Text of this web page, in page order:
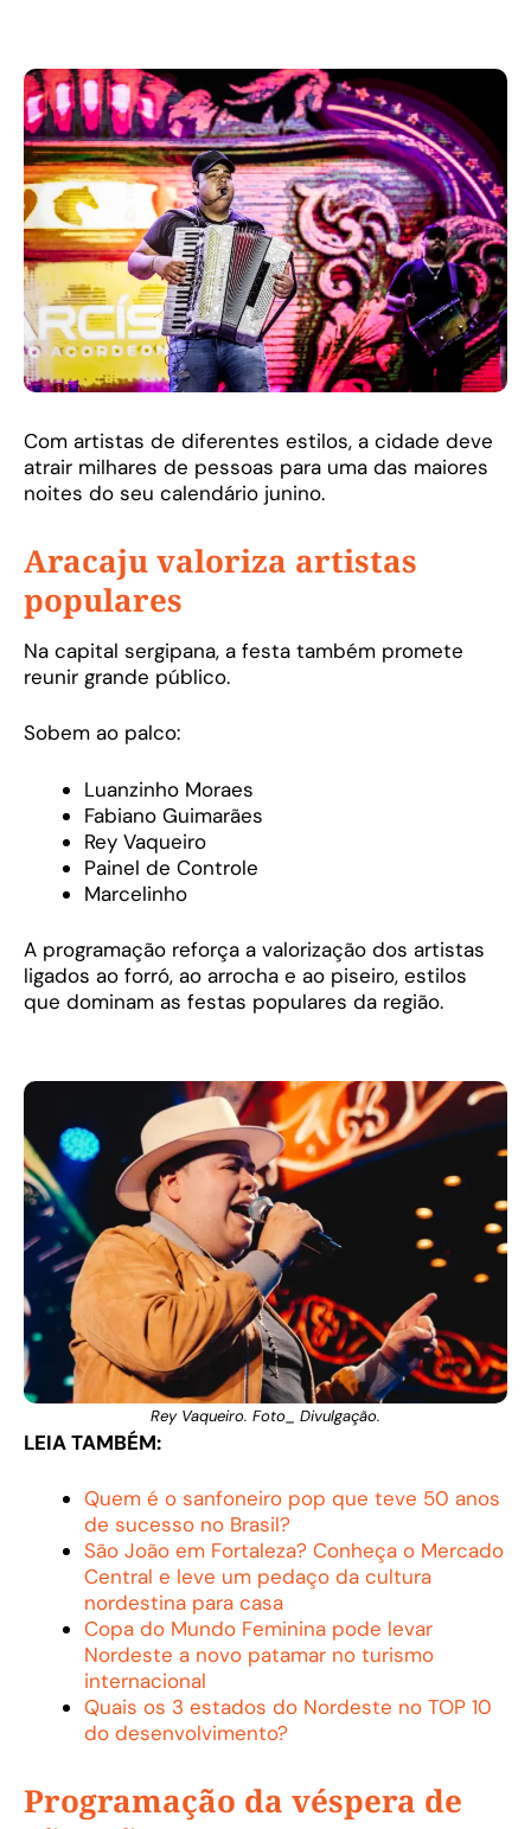
Com artistas de diferentes estilos, a cidade deve
atrair milhares de pessoas para uma das maiores
noites do seu calendário junino.
Aracaju valoriza artistas
populares
Na capital sergipana, a festa também promete
reunir grande público.
Sobem ao palco:
Luanzinho Moraes
Fabiano Guimarães
Rey Vaqueiro
Painel de Controle
Marcelinho
A programação reforça a valorização dos artistas
ligados ao forró, ao arrocha e ao piseiro, estilos
que dominam as festas populares da região.
Rey Vaqueiro. Foto_ Divulgação.
LEIA TAMBÉM:
Quem é o sanfoneiro pop que teve 50 anos
de sucesso no Brasil?
São João em Fortaleza? Conheça o Mercado
Central e leve um pedaço da cultura
nordestina para casa
Copa do Mundo Feminina pode levar
Nordeste a novo patamar no turismo
internacional
Quais os 3 estados do Nordeste no TOP 10
do desenvolvimento?
Programação da véspera de